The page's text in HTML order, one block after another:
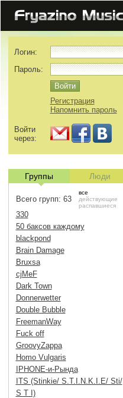
Логин:
Пароль:
Регистрация
Напомнить пароль
Войти
через:
Группы Люди
Всего групп: 63
все
действующие
распавшиеся
330
50 баксов каждому
blackpond
Brain Damage
Bruxsa
cjMeF
Dark Town
Donnerwetter
Double Bubble
FreemanWay
Fuck off
GroovyZappa
Homo Vulgaris
IPHONE-и-Рында
ITS (Stinkie/ S.T.I.N.K.I.E/ Sti/
S T I)